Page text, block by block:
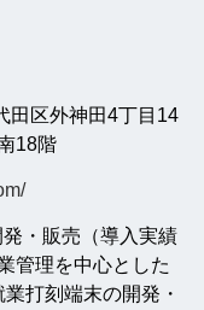
田区外神田4丁目14
18階
・販売（導入実績
管理を中心とした
打刻端末の開発・